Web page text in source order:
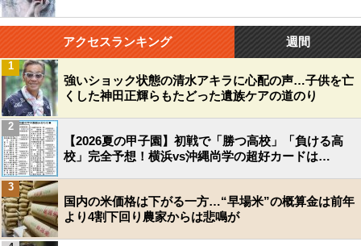
アクセスランキング 週間
強いショック状態の清水アキラに心配の声…子供を亡
くした神田正輝らもたどった遺族ケアの道のり
1
【2026夏の甲子園】初戦で「勝つ高校」「負ける高
校」完全予想！横浜vs沖縄尚学の超好カードは…
2
国内の米価格は下がる一方…“早場米”の概算金は前年
より4割下回り農家からは悲鳴が
3